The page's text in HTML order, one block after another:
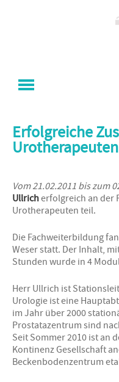
Erfolgreiche
Urotherapeuten
Vom 21.02.2011 bis zum
Ullricherfolgreich an der
Urotherapeuten teil.
Die Fachweiterbildung
Weser statt. Der Inhalt,
Stunden wurde in 4
Herr Ullrich ist
Urologie ist eine
im Jahr über 2000
Prostatazentrum sind
Seit Sommer 2010 ist an
Kontinenz Gesellschaft
Beckenbodenzentrum